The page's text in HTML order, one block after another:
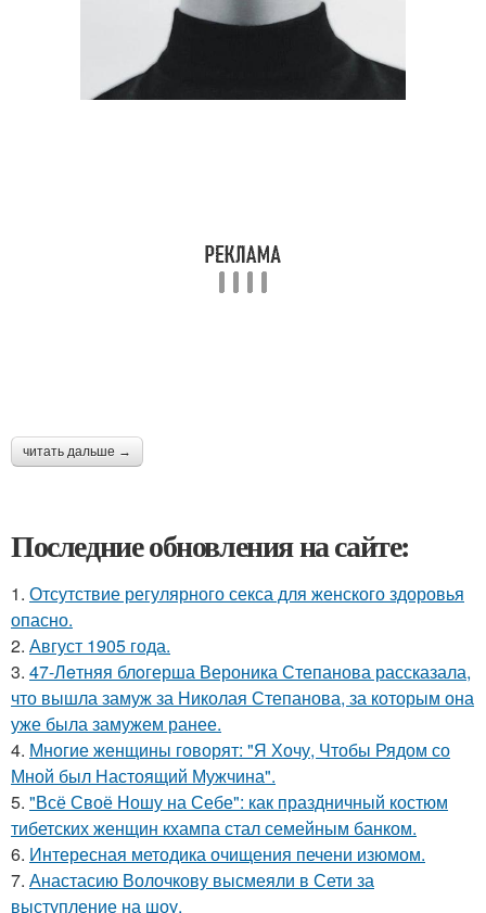
читать дальше →
Последние обновления на сайте:
1. Отсутствие регулярного секса для женского здоровья
опасно.
2. Август 1905 года.
3. 47-Лeтняя блoгерша Вероника Степанова рассказала,
что вышла замуж за Николая Степанова, за которым она
уже была замужем ранее.
4. Многие женщины говорят: "Я Хочу, Чтобы Рядом со
Мной был Настоящий Мужчина".
5. "Всё Своё Ношу на Себе": как праздничный костюм
тибетских женщин кхампа стал семейным банком.
6. Интересная методика очищения печени изюмом.
7. Анастасию Волочкову высмеяли в Сети за
выступление на шоу.